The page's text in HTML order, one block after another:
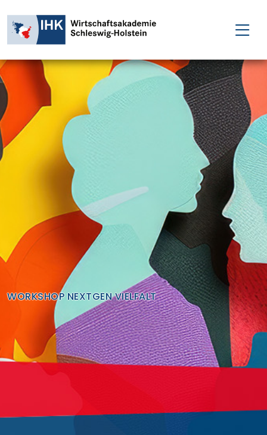
FÜR EINZELPERSONEN
FÜR UNTERNEHMEN
PROJEKTE
WAKADEMIE
ÜBER UNS
Finden Sie Ihre Weiterbildung
SUCHEN
WORKSHOP NEXTGEN VIELFALT